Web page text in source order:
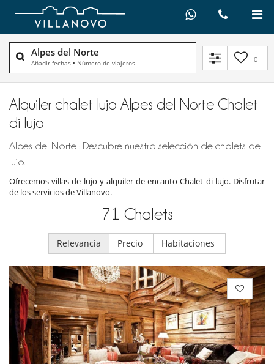
Alpes del Norte
Añadir fechas • Número de viajeros 0
Alquiler chalet lujo Alpes del Norte Chalet
di lujo
Alpes del Norte : Descubre nuestra selección de chalets de
lujo.
Ofrecemos villas de lujo y alquiler de encanto Chalet di lujo. Disfrutar
de los servicios de Villanovo.
71 Chalets
Relevancia Precio Habitaciones